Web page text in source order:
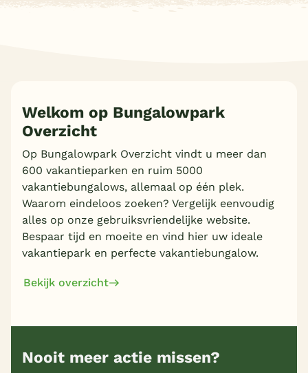
Welkom op Bungalowpark
Overzicht
Op Bungalowpark Overzicht vindt u meer dan
600 vakantieparken en ruim 5000
vakantiebungalows, allemaal op één plek.
Waarom eindeloos zoeken? Vergelijk eenvoudig
alles op onze gebruiksvriendelijke website.
Bespaar tijd en moeite en vind hier uw ideale
vakantiepark en perfecte vakantiebungalow.
Bekijk overzicht
Nooit meer actie missen?